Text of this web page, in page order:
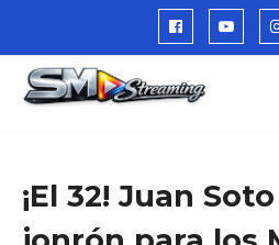
¡El 32! Juan